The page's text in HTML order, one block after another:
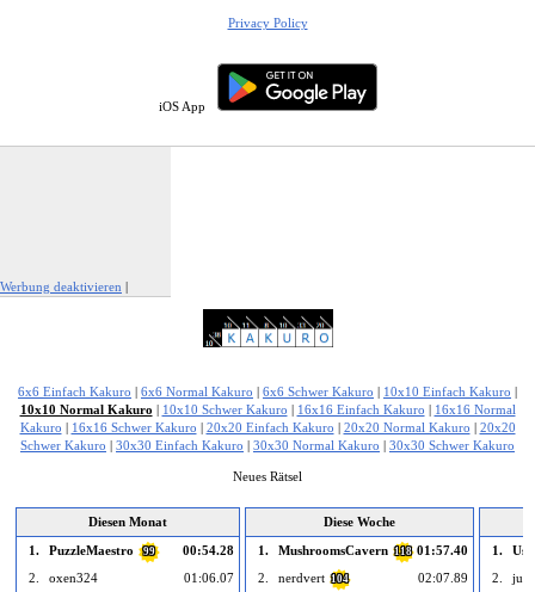
Privacy Policy
iOS App
Werbung deaktivieren |
6x6 Einfach Kakuro 6x6 Normal Kakuro 6x6 Schwer Kakuro 10x10 Einfach Kakuro
10x10 Normal Kakuro
10x10 Schwer Kakuro 16x16 Einfach Kakuro
16x16 Normal
Kakuro
16x16 Schwer Kakuro 20x20 Einfach Kakuro 20x20 Normal Kakuro
20x20
Schwer Kakuro
30x30 Einfach Kakuro 30x30 Normal Kakuro 30x30 Schwer Kakuro
Neues Rätsel
Diesen Monat
1.
PuzzleMaestro 99
00:54.28
2.
oxen324
01:06.07
Diese Woche
1.
MushroomsCavern 118 01:57.40
2.
nerdvert 104
02:07.89
1.
2.